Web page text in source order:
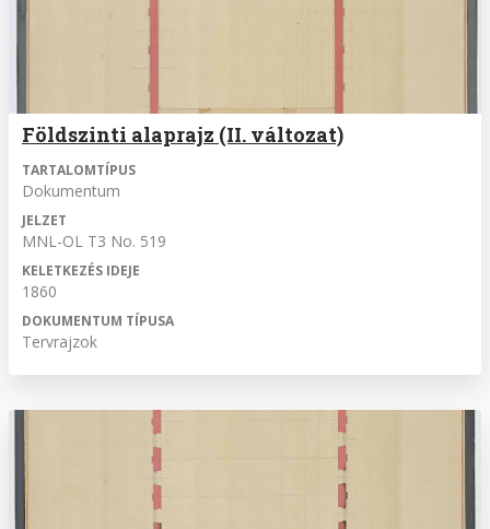
Földszinti alaprajz (II. változat)
TARTALOMTÍPUS
Dokumentum
JELZET
MNL-OL T3 No. 519
KELETKEZÉS IDEJE
1860
DOKUMENTUM TÍPUSA
Tervrajzok